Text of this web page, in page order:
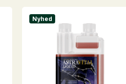
Nyhed